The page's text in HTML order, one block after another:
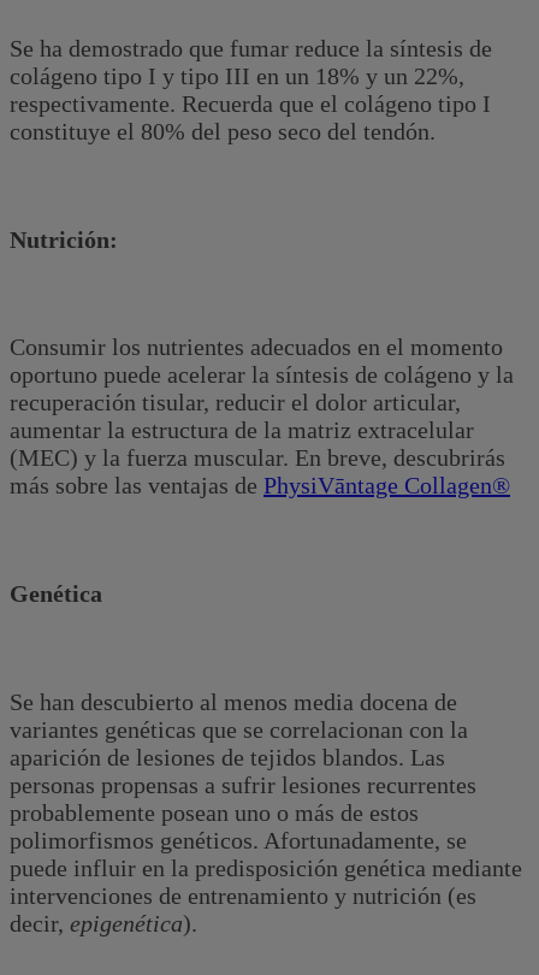
Se ha demostrado que fumar reduce la síntesis de
colágeno tipo I y tipo III en un 18% y un 22%,
respectivamente. Recuerda que el colágeno tipo I
constituye el 80% del peso seco del tendón.
Nutrición:
Consumir los nutrientes adecuados en el momento
oportuno puede acelerar la síntesis de colágeno y la
recuperación tisular, reducir el dolor articular,
aumentar la estructura de la matriz extracelular
(MEC) y la fuerza muscular. En breve, descubrirás
más sobre las ventajas de PhysiVāntage Collagen®
Genética
Se han descubierto al menos media docena de
variantes genéticas que se correlacionan con la
aparición de lesiones de tejidos blandos. Las
personas propensas a sufrir lesiones recurrentes
probablemente posean uno o más de estos
polimorfismos genéticos. Afortunadamente, se
puede influir en la predisposición genética mediante
intervenciones de entrenamiento y nutrición (es
decir, epigenética).